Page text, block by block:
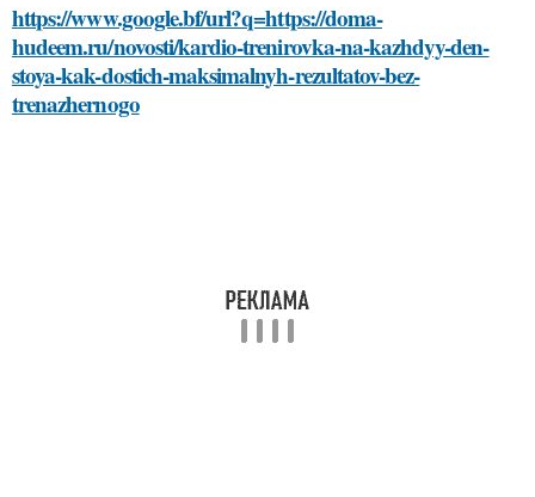
https://www.google.bf/url?q=https://doma-
hudeem.ru/novosti/kardio-trenirovka-na-kazhdyy-den-
stoya-kak-dostich-maksimalnyh-rezultatov-bez-
trenazhernogo